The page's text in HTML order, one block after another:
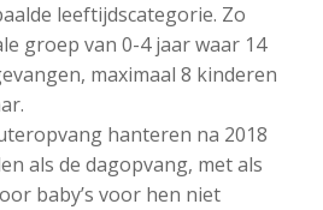
leeftijdscategorie. Zo
groep van 0-4 jaar waar 14
maximaal 8 kinderen
hanteren na 2018
als de dagopvang, met als
baby’s voor hen niet